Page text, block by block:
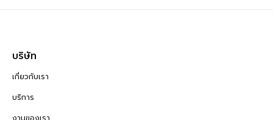
บริษัท
เกี่ยวกับเรา
บริการ
งานของเรา